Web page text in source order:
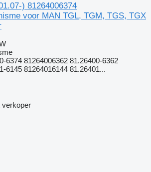
) 81264006374
voor MAN TGL, TGM, TGS, TGX
6374 81264006362 81.26400-6362
6145 81264016144 81.26401...
verkoper